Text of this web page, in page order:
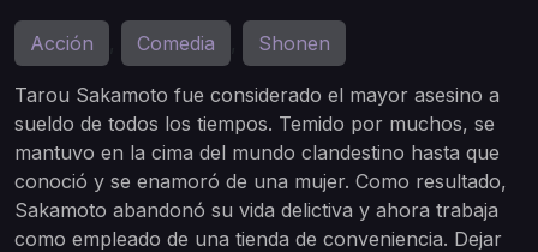
Acción Comedia Shonen
Tarou Sakamoto fue considerado el mayor asesino a
sueldo de todos los tiempos. Temido por muchos, se
mantuvo en la cima del mundo clandestino hasta que
conoció y se enamoró de una mujer. Como resultado,
Sakamoto abandonó su vida delictiva y ahora trabaja
como empleado de una tienda de conveniencia. Dejar